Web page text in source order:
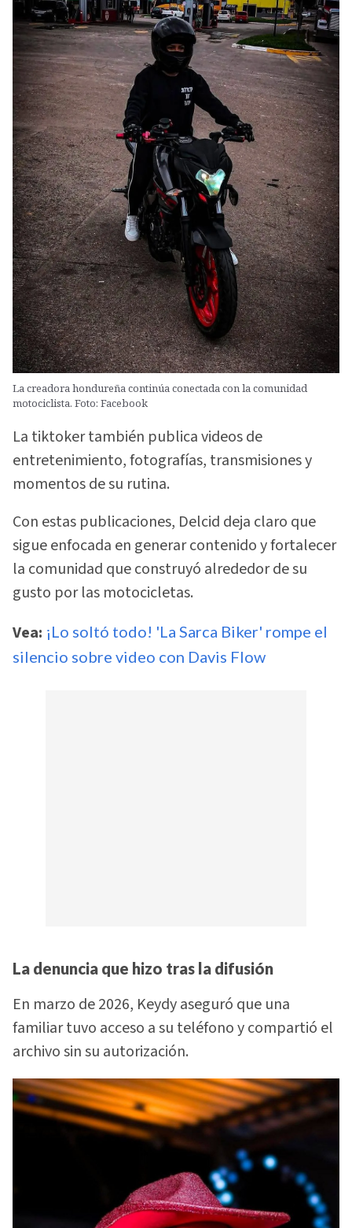
La creadora hondureña continúa conectada con la comunidad
motociclista. Foto: Facebook
La tiktoker también publica videos de
entretenimiento, fotografías, transmisiones y
momentos de su rutina.
Con estas publicaciones, Delcid deja claro que
sigue enfocada en generar contenido y fortalecer
la comunidad que construyó alrededor de su
gusto por las motocicletas.
Vea: ¡Lo soltó todo! 'La Sarca Biker' rompe el
silencio sobre video con Davis Flow
La denuncia que hizo tras la difusión
En marzo de 2026, Keydy aseguró que una
familiar tuvo acceso a su teléfono y compartió el
archivo sin su autorización.